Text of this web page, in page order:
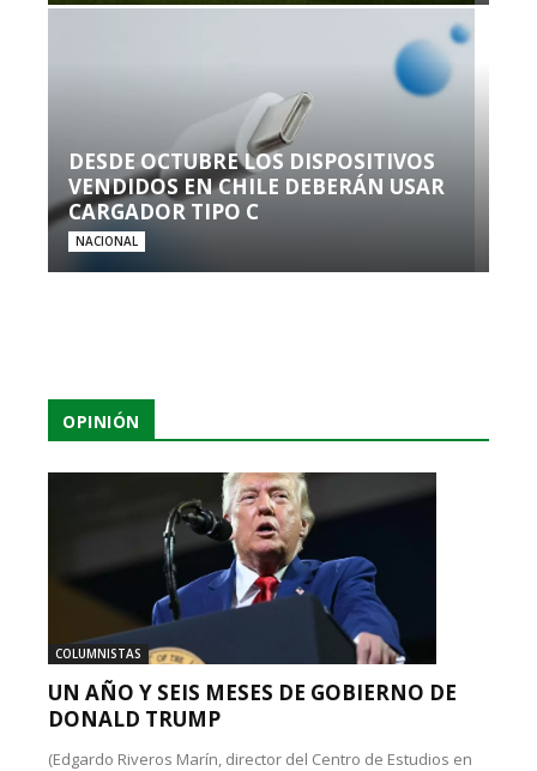
DESDE OCTUBRE LOS DISPOSITIVOS
VENDIDOS EN CHILE DEBERÁN USAR
CARGADOR TIPO C
NACIONAL
OPINIÓN
COLUMNISTAS
UN AÑO Y SEIS MESES DE GOBIERNO DE
DONALD TRUMP
(Edgardo Riveros Marín, director del Centro de Estudios en